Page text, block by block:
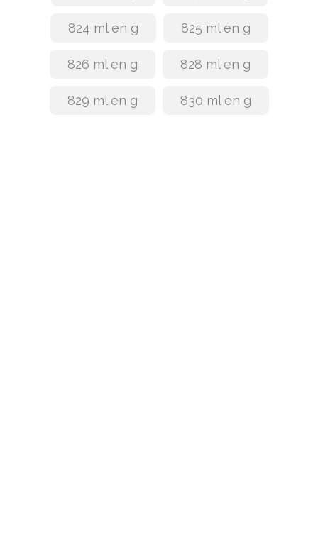
824 ml en g 825 ml en g
826 ml en g 828 ml en g
829 ml en g 830 ml en g